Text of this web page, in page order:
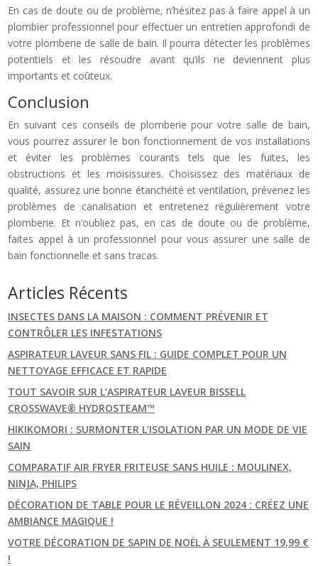
En cas de doute ou de problème, n’hésitez pas à faire appel à un
plombier professionnel pour effectuer un entretien approfondi de
votre plomberie de salle de bain. Il pourra détecter les problèmes
potentiels et les résoudre avant qu’ils ne deviennent plus
importants et coûteux.
Conclusion
En suivant ces conseils de plomberie pour votre salle de bain,
vous pourrez assurer le bon fonctionnement de vos installations
et éviter les problèmes courants tels que les fuites, les
obstructions et les moisissures. Choisissez des matériaux de
qualité, assurez une bonne étanchéité et ventilation, prévenez les
problèmes de canalisation et entretenez régulièrement votre
plomberie. Et n’oubliez pas, en cas de doute ou de problème,
faites appel à un professionnel pour vous assurer une salle de
bain fonctionnelle et sans tracas.
Articles Récents
INSECTES DANS LA MAISON : COMMENT PRÉVENIR ET
CONTRÔLER LES INFESTATIONS
ASPIRATEUR LAVEUR SANS FIL : GUIDE COMPLET POUR UN
NETTOYAGE EFFICACE ET RAPIDE
TOUT SAVOIR SUR L’ASPIRATEUR LAVEUR BISSELL
CROSSWAVE® HYDROSTEAM™
HIKIKOMORI : SURMONTER L’ISOLATION PAR UN MODE DE VIE
SAIN
COMPARATIF AIR FRYER FRITEUSE SANS HUILE : MOULINEX,
NINJA, PHILIPS
DÉCORATION DE TABLE POUR LE RÉVEILLON 2024 : CRÉEZ UNE
AMBIANCE MAGIQUE !
VOTRE DÉCORATION DE SAPIN DE NOËL À SEULEMENT 19,99 €
!